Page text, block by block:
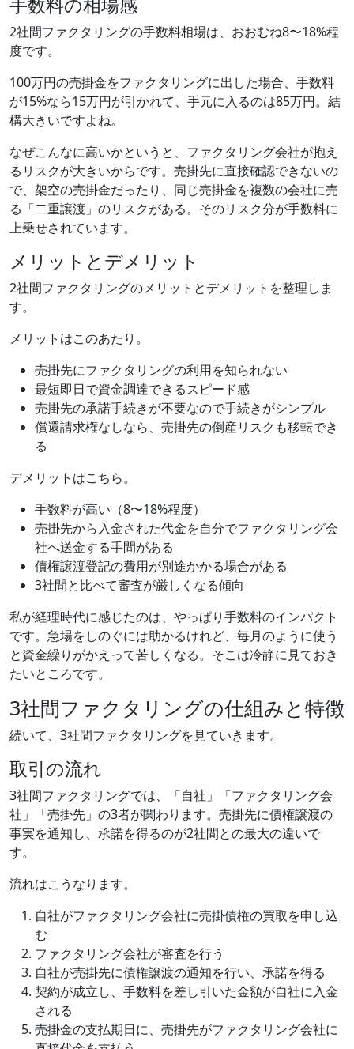
2社間ファクタリングの手数料相場は、おおむね8〜18%程
度です。
100万円の売掛金をファクタリングに出した場合、手数料
が15%なら15万円が引かれて、手元に入るのは85万円。結
構大きいですよね。
なぜこんなに高いかというと、ファクタリング会社が抱え
るリスクが大きいからです。売掛先に直接確認できないの
で、架空の売掛金だったり、同じ売掛金を複数の会社に売
る「二重譲渡」のリスクがある。そのリスク分が手数料に
上乗せされています。
メリットとデメリット
2社間ファクタリングのメリットとデメリットを整理しま
す。
メリットはこのあたり。
売掛先にファクタリングの利用を知られない
最短即日で資金調達できるスピード感
売掛先の承諾手続きが不要なので手続きがシンプル
償還請求権なしなら、売掛先の倒産リスクも移転でき
る
デメリットはこちら。
手数料が高い（8〜18%程度）
売掛先から入金された代金を自分でファクタリング会
社へ送金する手間がある
債権譲渡登記の費用が別途かかる場合がある
3社間と比べて審査が厳しくなる傾向
私が経理時代に感じたのは、やっぱり手数料のインパクト
です。急場をしのぐには助かるけれど、毎月のように使う
と資金繰りがかえって苦しくなる。そこは冷静に見ておき
たいところです。
3社間ファクタリングの仕組みと特徴
続いて、3社間ファクタリングを見ていきます。
取引の流れ
3社間ファクタリングでは、「自社」「ファクタリング会
社」「売掛先」の3者が関わります。売掛先に債権譲渡の
事実を通知し、承諾を得るのが2社間との最大の違いで
す。
流れはこうなります。
自社がファクタリング会社に売掛債権の買取を申し込
む
ファクタリング会社が審査を行う
自社が売掛先に債権譲渡の通知を行い、承諾を得る
契約が成立し、手数料を差し引いた金額が自社に入金
される
売掛金の支払期日に、売掛先がファクタリング会社に